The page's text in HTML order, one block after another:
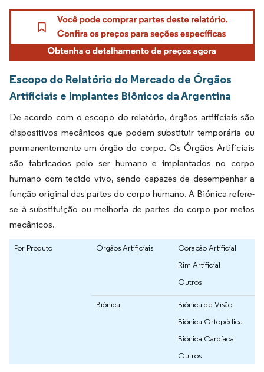
Escopo do Relatório do Mercado de Órgãos
Artificiais e Implantes Biônicos da Argentina
De acordo com o escopo do relatório, órgãos artificiais são
dispositivos mecânicos que podem substituir temporária ou
permanentemente um órgão do corpo. Os Órgãos Artificiais
são fabricados pelo ser humano e implantados no corpo
humano com tecido vivo, sendo capazes de desempenhar a
função original das partes do corpo humano. A Biónica refere-
se à substituição ou melhoria de partes do corpo por meios
mecânicos.
Por Produto Órgãos Artificiais
Coração Artificial
Rim Artificial
Outros
Biónica
Biónica de Visão
Biónica Ortopédica
Biónica Cardíaca
Outros